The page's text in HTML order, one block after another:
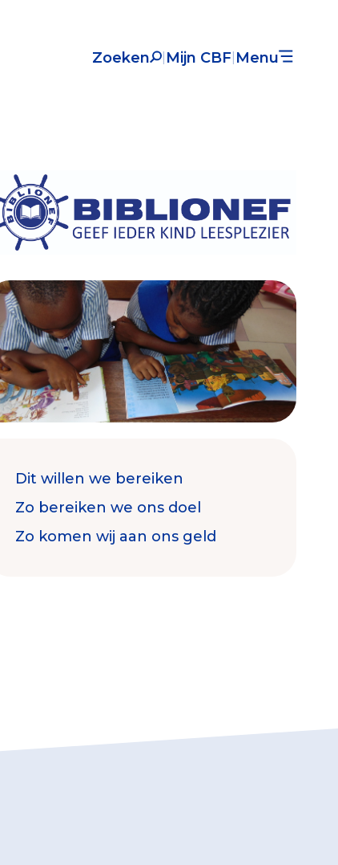
Zoeken Mijn CBF Menu
Contact & Signalen
Register Erkende Donatieplatformen
Dit willen we bereiken
Zo bereiken we ons doel
Zo komen wij aan ons geld